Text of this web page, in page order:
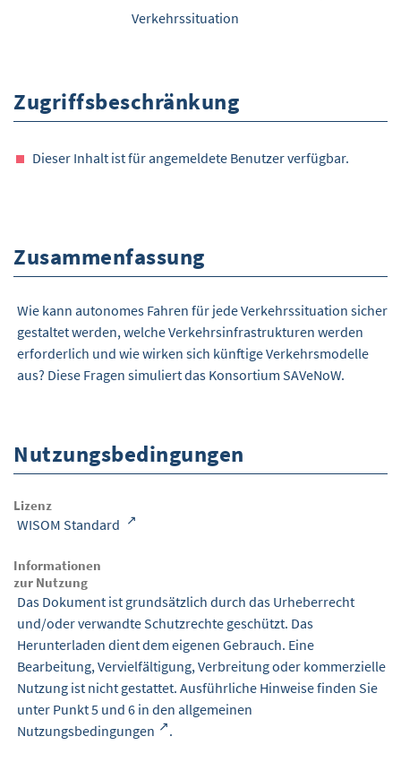
Verkehrssituation
Zugriffsbeschränkung
Dieser Inhalt ist für angemeldete Benutzer verfügbar.
Zusammenfassung
Wie kann autonomes Fahren für jede Verkehrssituation sicher
gestaltet werden, welche Verkehrsinfrastrukturen werden
erforderlich und wie wirken sich künftige Verkehrs­modelle
aus? Diese Fragen simuliert das Konsortium SAVeNoW.
Nutzungsbedingungen
Lizenz
WISOM Standard
Informationen
zur Nutzung
Das Dokument ist grundsätzlich durch das Urheberrecht
und/oder verwandte Schutzrechte geschützt. Das
Herunterladen dient dem eigenen Gebrauch. Eine
Bearbeitung, Vervielfältigung, Verbreitung oder kommerzielle
Nutzung ist nicht gestattet. Ausführliche Hinweise finden Sie
unter Punkt 5 und 6 in den allgemeinen
Nutzungsbedingungen
.